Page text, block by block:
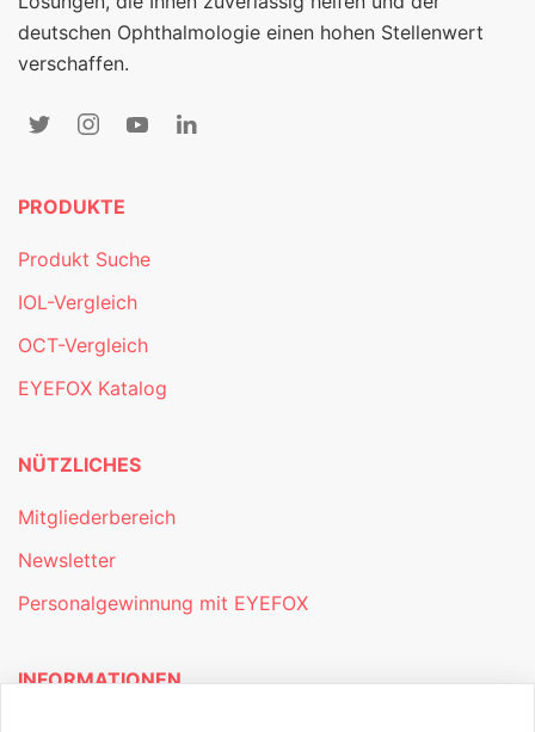
deutschen Ophthalmologie einen hohen Stellenwert
verschaffen.
PRODUKTE
Produkt Suche
IOL-Vergleich
OCT-Vergleich
EYEFOX Katalog
NÜTZLICHES
Mitgliederbereich
Newsletter
Personalgewinnung mit EYEFOX
INFORMATIONEN